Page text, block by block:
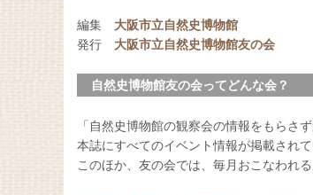
編集 大阪市立自然史博物館
発行 大阪市立自然史博物館友の会
自然史博物館友の会ってどんな会？
「自然史博物館の観察会の情報をもらさ
本誌にすべてのイベント情報が掲載され
このほか、友の会では、毎月おこなわれ